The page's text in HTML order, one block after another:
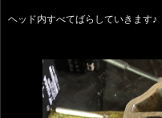
ヘッド内すべてばらしていきます♪